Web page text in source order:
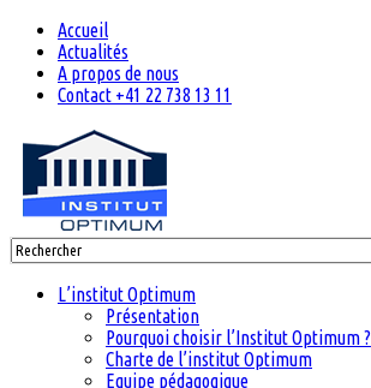
Accueil
Actualités
A propos de nous
Contact +41 22 738 13 11
L’institut Optimum
Présentation
Pourquoi choisir l’Institut Optimum ?
Charte de l’institut Optimum
Equipe pédagogique